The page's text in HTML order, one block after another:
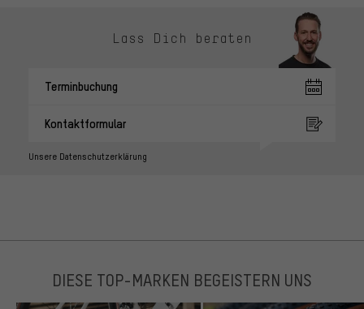
Lass Dich beraten
Terminbuchung
Kontaktformular
Unsere Datenschutzerklärung
DIESE TOP-MARKEN BEGEISTERN UNS